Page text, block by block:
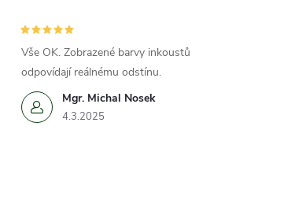
Mgr. Michal Nosek
4.3.2025
Vše OK. Zobrazené barvy inkoustů
odpovídají reálnému odstínu.